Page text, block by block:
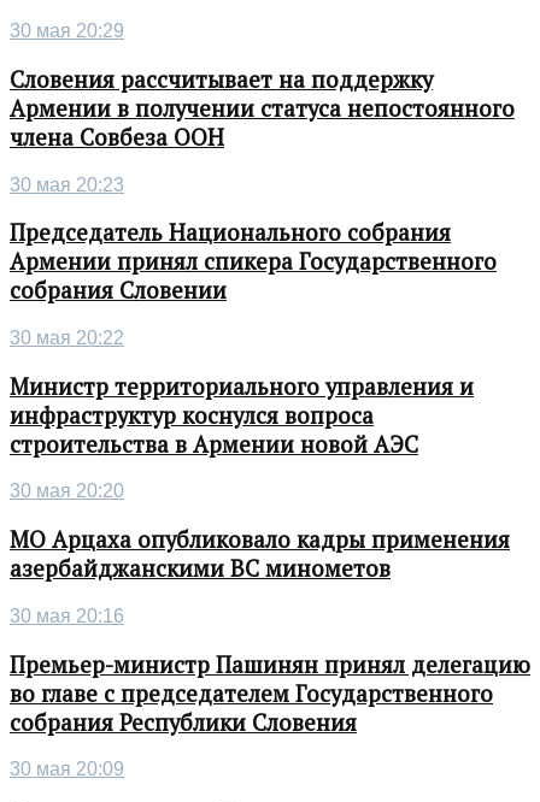
30 мая 20:29
Словения рассчитывает на поддержку
Армении в получении статуса непостоянного
члена Совбеза ООН
30 мая 20:23
Председатель Национального собрания
Армении принял спикера Государственного
собрания Словении
30 мая 20:22
Министр территориального управления и
инфраструктур коснулся вопроса
строительства в Армении новой АЭС
30 мая 20:20
МО Арцаха опубликовало кадры применения
азербайджанскими ВС минометов
30 мая 20:16
Премьер-министр Пашинян принял делегацию
во главе с председателем Государственного
собрания Республики Словения
30 мая 20:09